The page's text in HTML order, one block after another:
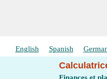
English Spanish